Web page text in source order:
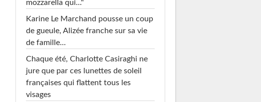
mozzarella qui..."
Karine Le Marchand pousse un coup
de gueule, Alizée franche sur sa vie
de famille...
Chaque été, Charlotte Casiraghi ne
jure que par ces lunettes de soleil
françaises qui flattent tous les
visages